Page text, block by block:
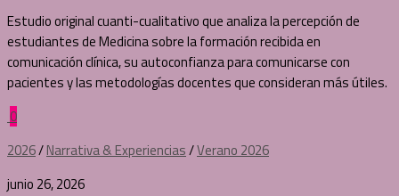
Estudio original cuanti-cualitativo que analiza la percepción de
estudiantes de Medicina sobre la formación recibida en
comunicación clínica, su autoconfianza para comunicarse con
pacientes y las metodologías docentes que consideran más útiles.
0
2026/Narrativa & Experiencias/Verano 2026
junio 26, 2026